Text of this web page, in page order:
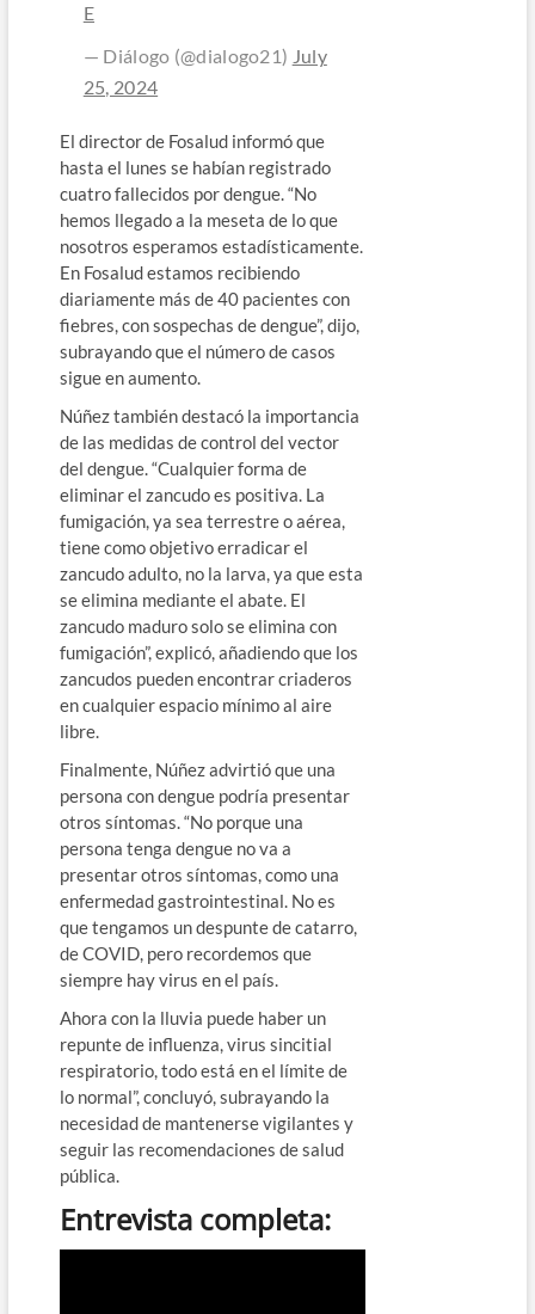
E
— Diálogo (@dialogo21) July
25, 2024
El director de Fosalud informó que
hasta el lunes se habían registrado
cuatro fallecidos por dengue. “No
hemos llegado a la meseta de lo que
nosotros esperamos estadísticamente.
En Fosalud estamos recibiendo
diariamente más de 40 pacientes con
fiebres, con sospechas de dengue”, dijo,
subrayando que el número de casos
sigue en aumento.
Núñez también destacó la importancia
de las medidas de control del vector
del dengue. “Cualquier forma de
eliminar el zancudo es positiva. La
fumigación, ya sea terrestre o aérea,
tiene como objetivo erradicar el
zancudo adulto, no la larva, ya que esta
se elimina mediante el abate. El
zancudo maduro solo se elimina con
fumigación”, explicó, añadiendo que los
zancudos pueden encontrar criaderos
en cualquier espacio mínimo al aire
libre.
Finalmente, Núñez advirtió que una
persona con dengue podría presentar
otros síntomas. “No porque una
persona tenga dengue no va a
presentar otros síntomas, como una
enfermedad gastrointestinal. No es
que tengamos un despunte de catarro,
de COVID, pero recordemos que
siempre hay virus en el país.
Ahora con la lluvia puede haber un
repunte de influenza, virus sincitial
respiratorio, todo está en el límite de
lo normal”, concluyó, subrayando la
necesidad de mantenerse vigilantes y
seguir las recomendaciones de salud
pública.
Entrevista completa: